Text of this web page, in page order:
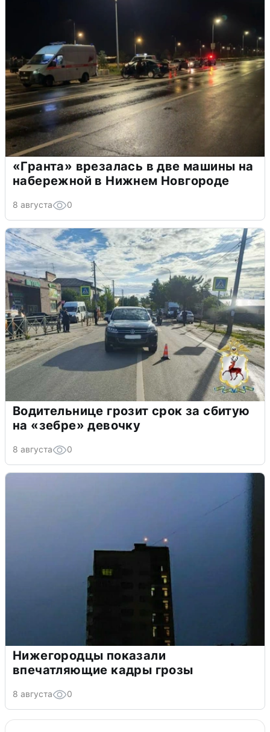
«Гранта» врезалась в две машины на
набережной в Нижнем Новгороде
8 августа 0
Водительнице грозит срок за сбитую
на «зебре» девочку
8 августа 0
Нижегородцы показали
впечатляющие кадры грозы
8 августа 0